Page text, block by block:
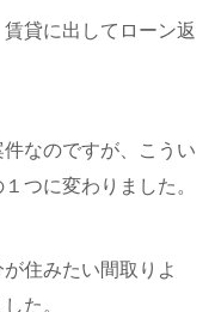
貸に出してローン返
なのですが、こうい
つに変わりました。
住みたい間取りよ
た。